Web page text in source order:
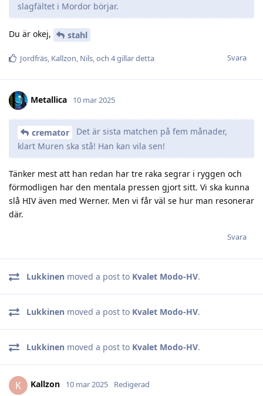
slagfältet i Mordor börjar.
Du är okej, stahl
Svara
Jordfräs, Kallzon, Nils, och 4gillar detta
Metallica 10 mar 2025
cremator
Det är sista matchen på fem månader,
klart Muren ska stå! Han kan vila sen!
Tänker mest att han redan har tre raka segrar i ryggen och
förmodligen har den mentala pressen gjort sitt. Vi ska kunna
slå HIV även med Werner. Men vi får väl se hur man resonerar
där.
Svara
Lukkinen moved a post to Kvalet Modo-HV.
Lukkinen moved a post to Kvalet Modo-HV.
Lukkinen moved a post to Kvalet Modo-HV.
K Kallzon 10 mar 2025 Redigerad